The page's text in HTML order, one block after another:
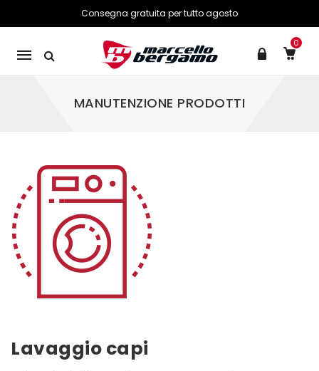
Consegna gratuita per tutto agosto
Mobile
0
MANUTENZIONE PRODOTTI
Skip to content
Lavaggio capi